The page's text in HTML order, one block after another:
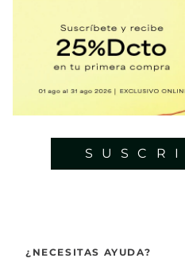
¿NECESITAS AYUDA?